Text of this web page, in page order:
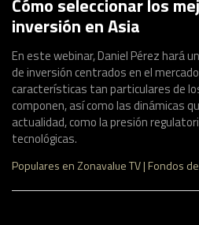
Cómo seleccionar los
inversión en Asia
En este webinar, Daniel Pérez hará
de inversión centrados en el
características tan particulares de
componen, así como las dinámicas
actualidad, como la presión
tecnológicas.
Populares en Zonavalue TV | Fondos